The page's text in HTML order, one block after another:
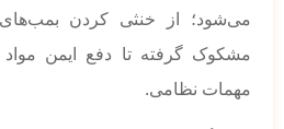
می‌شود؛ از خنثی کردن
مشکوک گرفته تا دفع ایمن مواد
مهمات نظامی.